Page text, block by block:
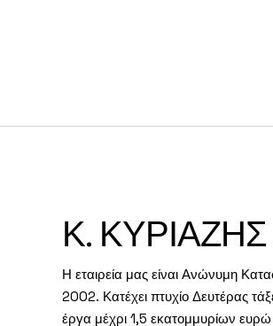
Κ.
Η εταιρεία μας είναι Ανώνυμη
2002. Κατέχει πτυχίο Δευτέρας
έργα μέχρι 1,5 εκατομμυρίων